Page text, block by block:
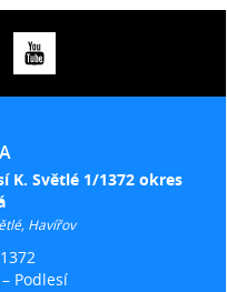
K. Světlé 1/1372 okres
Havířov
Podlesí